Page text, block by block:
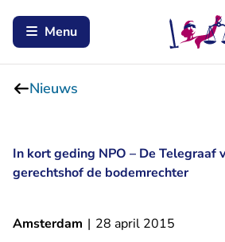
Menu
Nieuws
In kort geding NPO – De Telegraaf
gerechtshof de bodemrechter
Amsterdam | 28 april 2015